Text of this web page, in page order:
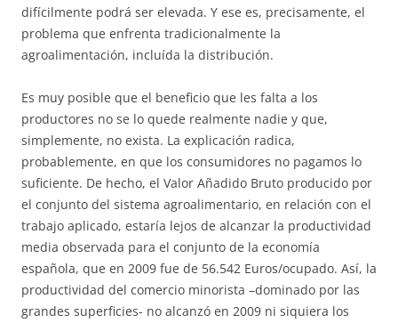
difícilmente podrá ser elevada. Y ese es, precisamente, el
problema que enfrenta tradicionalmente la
agroalimentación, incluída la distribución.
Es muy posible que el beneficio que les falta a los
productores no se lo quede realmente nadie y que,
simplemente, no exista. La explicación radica,
probablemente, en que los consumidores no pagamos lo
suficiente. De hecho, el Valor Añadido Bruto producido por
el conjunto del sistema agroalimentario, en relación con el
trabajo aplicado, estaría lejos de alcanzar la productividad
media observada para el conjunto de la economía
española, que en 2009 fue de 56.542 Euros/ocupado. Así, la
productividad del comercio minorista –dominado por las
grandes superficies- no alcanzó en 2009 ni siquiera los